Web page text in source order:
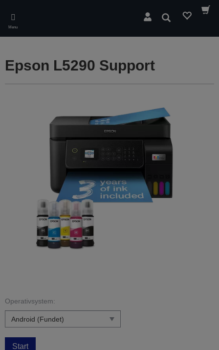
main
content
Menu
Søg
Epson L5290 Support
Operativsystem:
Start